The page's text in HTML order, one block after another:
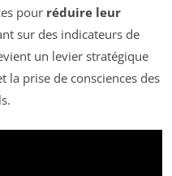
pour réduire leur
sur des indicateurs de
un levier stratégique
la prise de consciences des